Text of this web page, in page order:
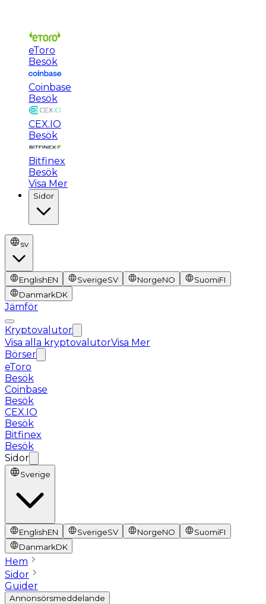
eToro
Besök
Coinbase
Besök
CEX.IO
Besök
Bitfinex
Besök
Visa Mer
Sidor
sv
EnglishEN SverigeSV NorgeNO SuomiFI
DanmarkDK
Jämför
Kryptovalutor
Visa alla kryptovalutorVisa Mer
Börser
eToro
Besök
Coinbase
Besök
CEX.IO
Besök
Bitfinex
Besök
Sidor
Sverige
EnglishEN SverigeSV NorgeNO SuomiFI
DanmarkDK
Hem
Sidor
Guider
Annonsörsmeddelande